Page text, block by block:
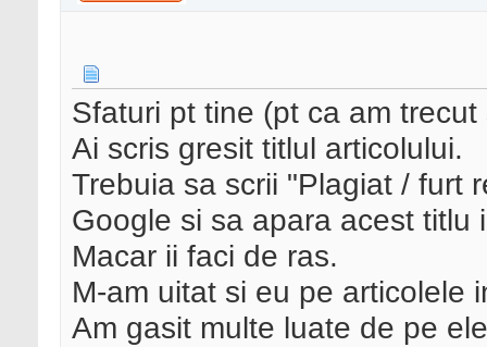
Sfaturi pt tine (pt ca am
Ai scris gresit titlul articolului.
Trebuia sa scrii "Plagiat / furt
Google si sa apara acest titlu
Macar ii faci de ras.
M-am uitat si eu pe articolele
Am gasit multe luate de pe